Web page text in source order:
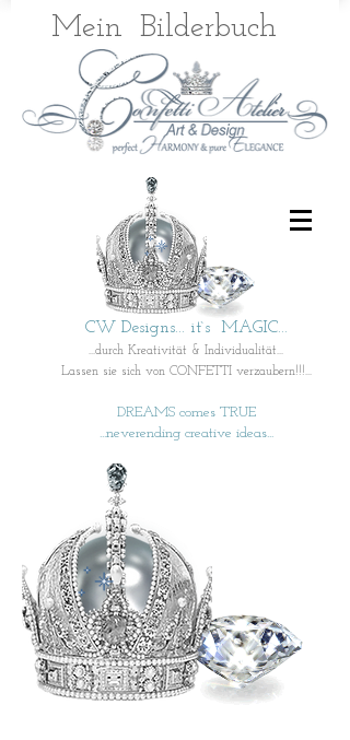
Mein Bilderbuch
CW Designs... it`s MAGIC...
...durch Kreativität & Individualität...
Lassen sie sich von CONFETTI verzaubern!!!...
DREAMS comes TRUE
...neverending creative ideas...